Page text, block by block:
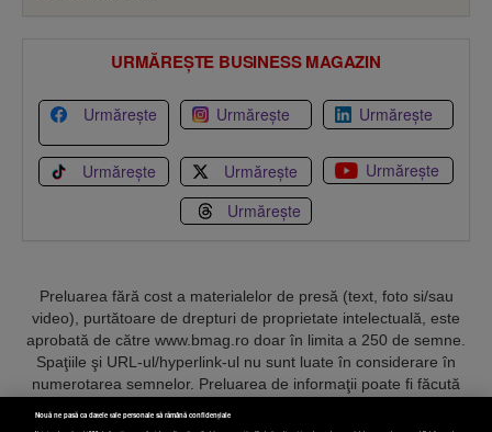
URMĂREȘTE BUSINESS MAGAZIN
Urmărește Urmărește Urmărește
Urmărește Urmărește
Urmărește
Urmărește
Preluarea fără cost a materialelor de presă (text, foto si/sau
video), purtătoare de drepturi de proprietate intelectuală, este
aprobată de către www.bmag.ro doar în limita a 250 de semne.
Spaţiile şi URL-ul/hyperlink-ul nu sunt luate în considerare în
numerotarea semnelor. Preluarea de informaţii poate fi făcută
pagină .
Nouă ne pasă ca datele tale personale să rămână confidențiale